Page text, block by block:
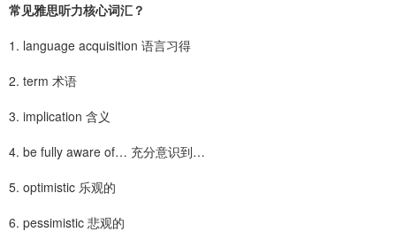
常见雅思听力核心词汇？
1. language acquisition 语言习得
2. term 术语
3. implication 含义
4. be fully aware of… 充分意识到…
5. optimistic 乐观的
6. pessimistic 悲观的